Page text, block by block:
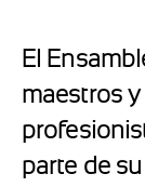
El
maestros
parte de